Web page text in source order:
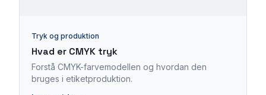
Tryk og produktion
Hvad er CMYK tryk
Forstå CMYK-farvemodellen og hvordan den
bruges i etiketproduktion.